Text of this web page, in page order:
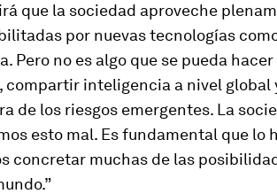
que la sociedad aproveche
por nuevas tecnologías
Pero no es algo que se pueda
compartir inteligencia a nivel global
de los riesgos emergentes. La
esto mal. Es fundamental que lo
concretar muchas de las